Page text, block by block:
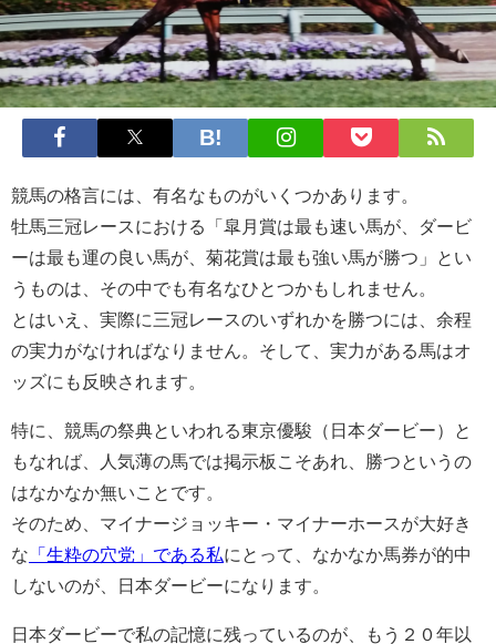
競馬の格言には、有名なものがいくつかあります。
牡馬三冠レースにおける「皐月賞は最も速い馬が、ダービ
ーは最も運の良い馬が、菊花賞は最も強い馬が勝つ」とい
うものは、その中でも有名なひとつかもしれません。
とはいえ、実際に三冠レースのいずれかを勝つには、余程
の実力がなければなりません。そして、実力がある馬はオ
ッズにも反映されます。
特に、競馬の祭典といわれる東京優駿（日本ダービー）と
もなれば、人気薄の馬では掲示板こそあれ、勝つというの
はなかなか無いことです。
そのため、マイナージョッキー・マイナーホースが大好き
な 「生粋の穴党」である私にとって、なかなか馬券が的中
しないのが、日本ダービーになります。
日本ダービーで私の記憶に残っているのが、もう２０年以